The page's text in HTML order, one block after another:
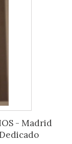
- Madrid